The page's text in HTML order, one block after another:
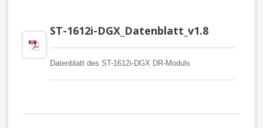
ST-1612i-DGX_Datenblatt_v1.8
Datenblatt des ST-1612i-DGX DR-Moduls